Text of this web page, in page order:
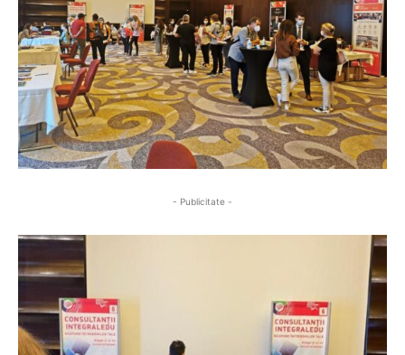
- Publicitate -